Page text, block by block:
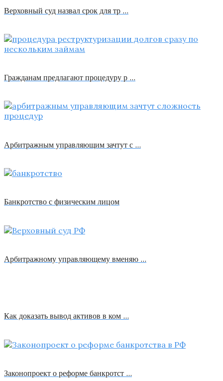
Верховный суд назвал срок для тр …
Гражданам предлагают процедуру р …
Арбитражным управляющим зачтут с …
Банкротство с физическим лицом
Арбитражному управляющему вменяю …
Как доказать вывод активов в ком …
Законопроект о реформе банкротст …